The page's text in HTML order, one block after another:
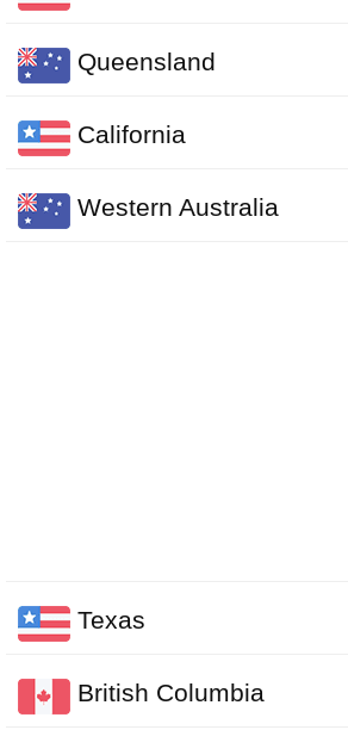
Queensland
California
Western Australia
Texas
British Columbia